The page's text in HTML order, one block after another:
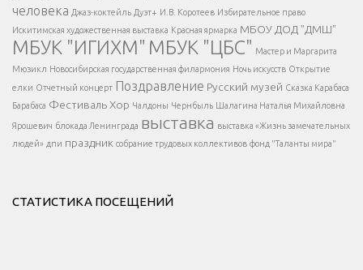
Написать
</button >
</div >
</div > </div >
человека Джаз-коктейль Дуэт+ И.В. Коротеев Избирательное право
Искитимская художественная выставка Красная ярмарка МБОУ ДОД "ДМШ"
МБУК "ИГИХМ" МБУК "ЦБС" Мастер и Маргарита
Мюзикл Новосибирская государственная филармония Ночь искусств Открытие
елки Отчетный концерт Поздравление Русский музей Сказка Карабаса
Барабаса Фестиваль Хор Чалдоны Чернбыль Шалагина Наталья Михайловна
Ярошевич блокада Ленинграда выставка выставка «Жизнь замечательных
людей» дпи праздник собрание трудовых коллективов фонд "Таланты мира"
СТАТИСТИКА ПОСЕЩЕНИЙ